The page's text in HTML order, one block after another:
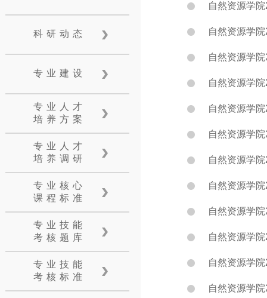
科研动态
专业建设
专业人才
培养方案
专业人才
培养调研
专业核心
课程标准
专业技能
考核题库
专业技能
考核标准
自然资源学
自然资源学
自然资源学
自然资源学
自然资源学
自然资源学
自然资源学
自然资源学
自然资源学
自然资源学
自然资源学
自然资源学